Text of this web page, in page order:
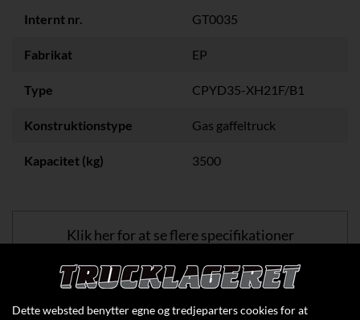
Internt nr. GT0035
Fabrikat EP
Type CPYD35-XH21F/B1
Konstruktionstype Gas gaffeltruck
Kapacitet (kg) 3500
Klik her for at se flere specifikationer
Dette websted benytter egne og tredjeparters cookies for at